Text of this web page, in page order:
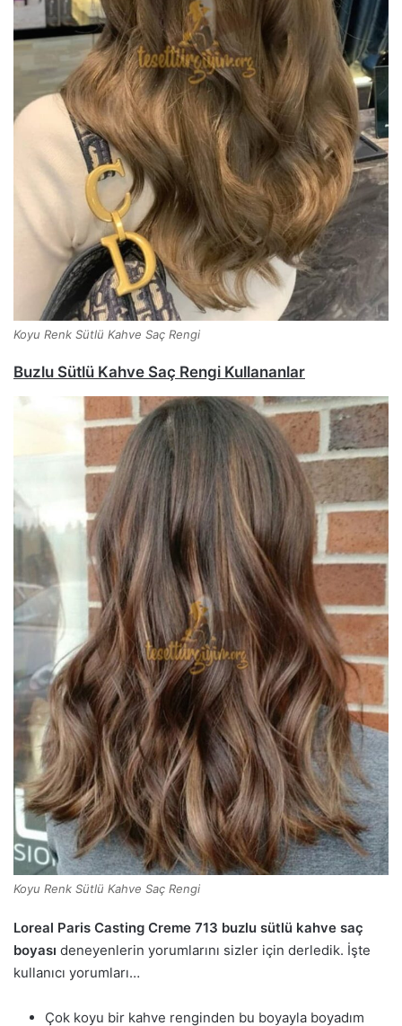
Koyu Renk Sütlü Kahve Saç Rengi
Buzlu Sütlü Kahve Saç Rengi Kullananlar
Koyu Renk Sütlü Kahve Saç Rengi
Loreal Paris Casting Creme 713 buzlu sütlü kahve saç
boyası deneyenlerin yorumlarını sizler için derledik. İşte
kullanıcı yorumları…
Çok koyu bir kahve renginden bu boyayla boyadım